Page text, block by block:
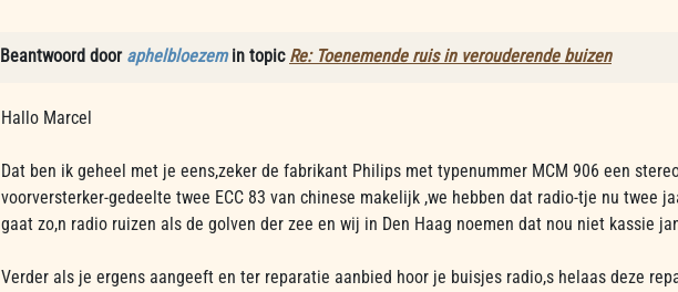
Beantwoord door aphelbloezemin topic Re: Toenemende ruis in verouderende buizen
Hallo Marcel
Dat ben ik geheel met je eens,zeker de fabrikant Philips met typenummer MCM 906 een
voorversterker-gedeelte twee ECC 83 van chinese makelijk ,we hebben dat radio-tje nu twee
gaat zo,n radio ruizen als de golven der zee en wij in Den Haag noemen dat nou niet kassie
Verder als je ergens aangeeft en ter reparatie aanbied hoor je buisjes radio,s helaas deze